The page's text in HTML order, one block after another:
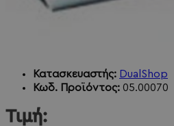
Κατασκευαστής: DualShop
Κωδ. Προϊόντος: 05.00070
Τιμή: